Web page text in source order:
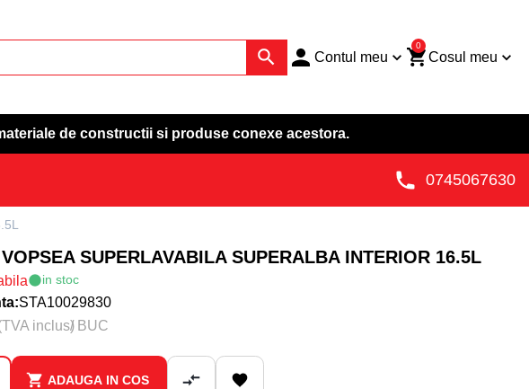
Contul meu
0
Cosul meu
de constructii si produse conexe acestora.
0745067630
SUPERLAVABILA SUPERALBA INTERIOR 16.5L
in stoc
STA10029830
inclus)/ BUC
ADAUGA IN COS